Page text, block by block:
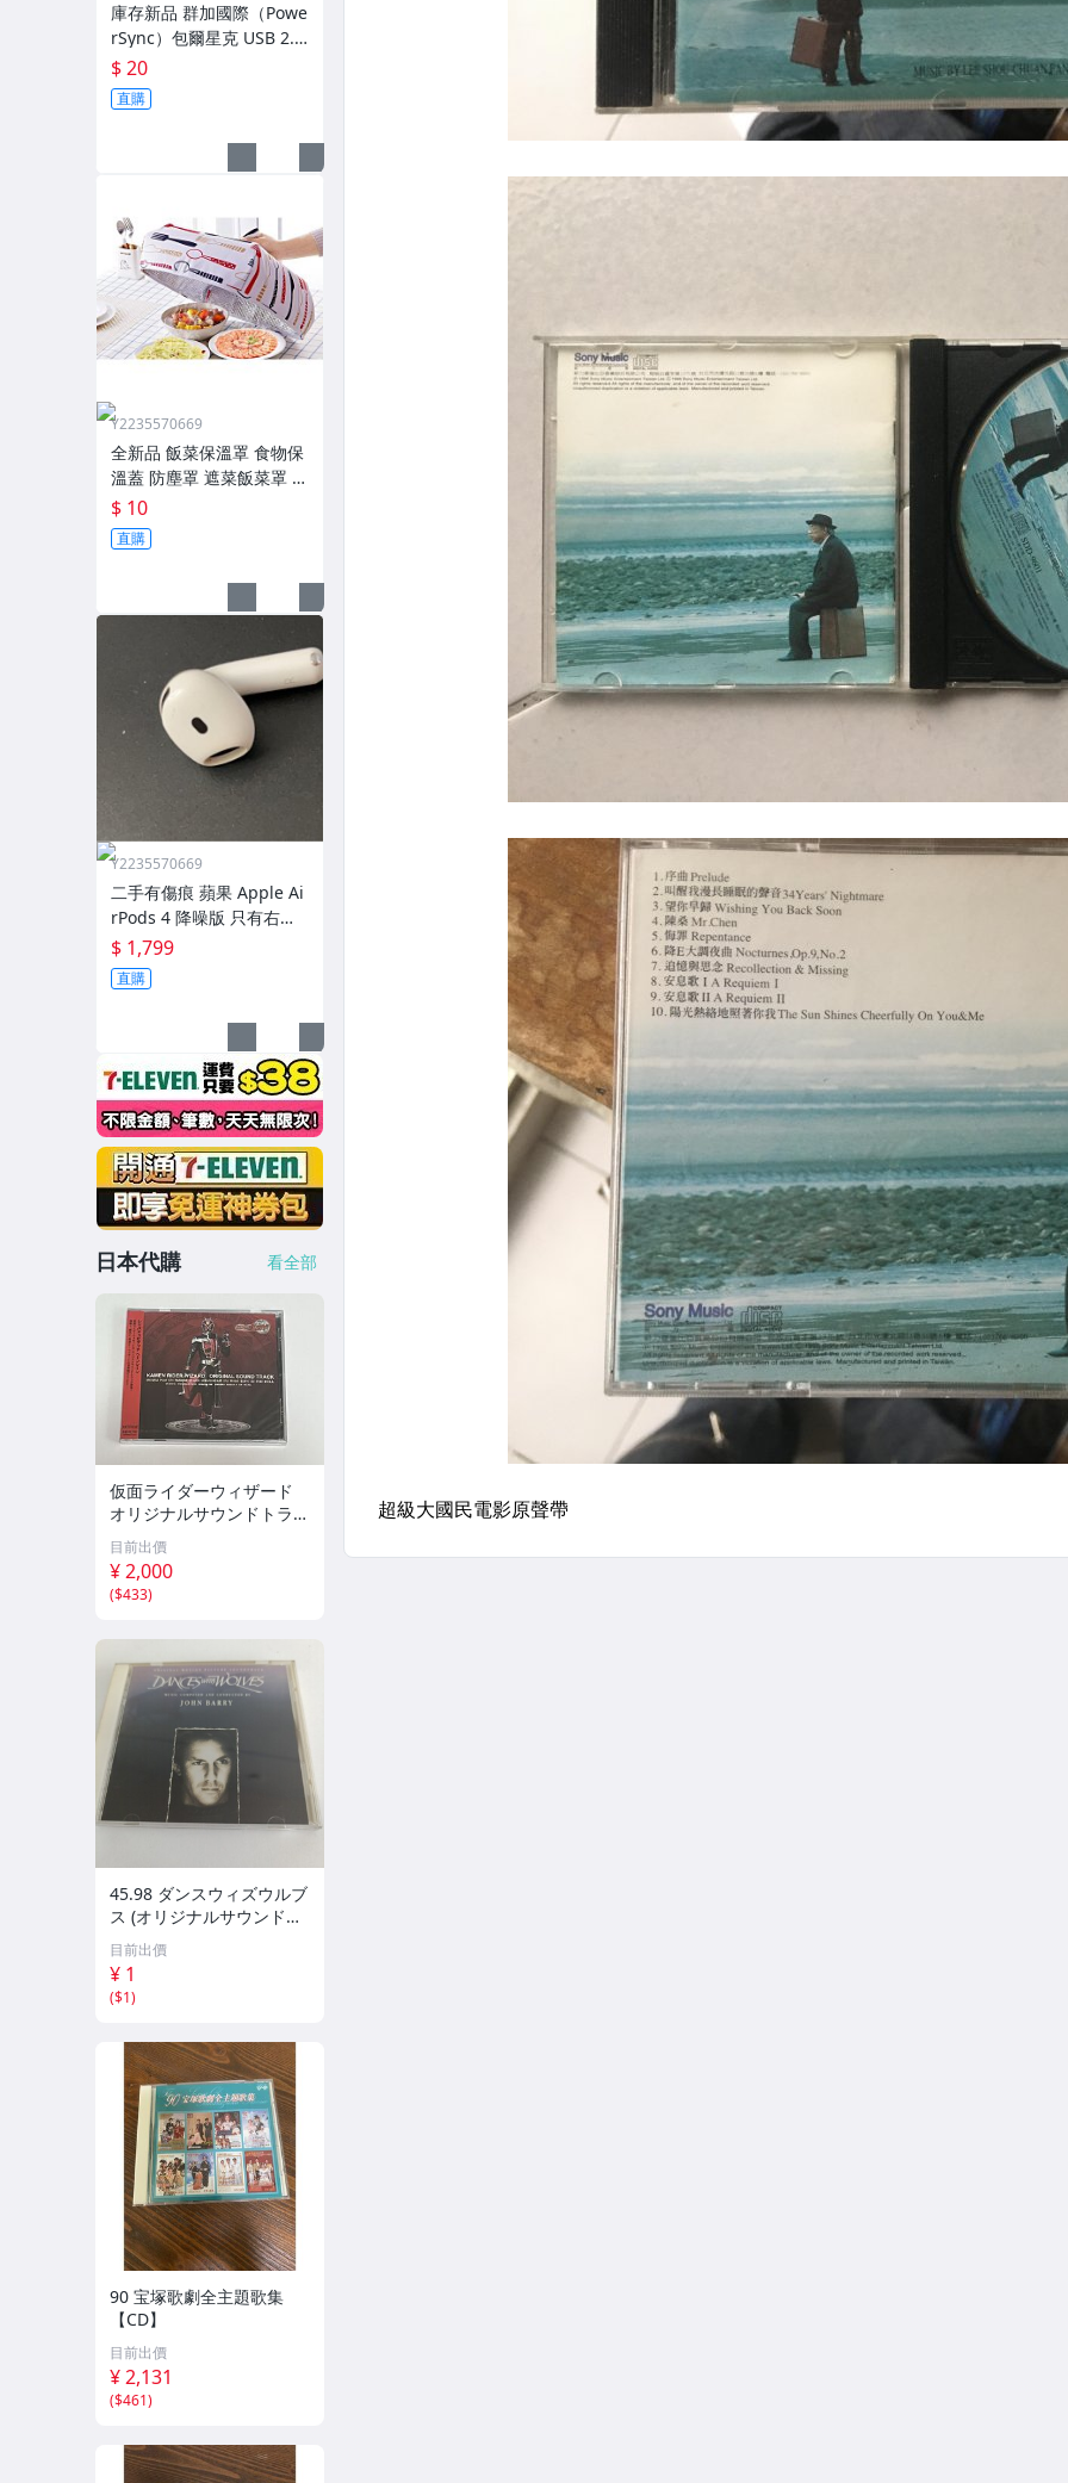
庫存新品 群加國際（Powe
rSync）包爾星克 USB 2.0
A 公對 A 母（AM to AF）
延長傳輸充電線
$ 20
直購
Y2235570669
全新品 飯菜保溫罩 食物保
溫蓋 防塵罩 遮菜飯菜罩 摺
疊蓋菜罩 露營野餐很好用
35X35X15（高）cm
$ 10
直購
Y2235570669
二手有傷痕 蘋果 Apple Ai
rPods 4 降噪版 只有右耳
型號：A3055 請確認型號
再買喔
$ 1,799
直購
日本代購 看全部
仮面ライダーウィザード
オリジナルサウンドトラッ
ク CD 新品未開封
目前出價
¥ 2,000
($433)
45.98 ダンスウィズウルブ
ス (オリジナルサウンドト
ラック) 08
目前出價
¥ 1
($1)
90 宝塚歌劇全主題歌集
【CD】
目前出價
¥ 2,131
($461)